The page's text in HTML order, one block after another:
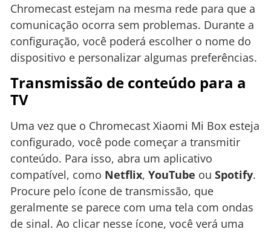
Chromecast estejam na mesma rede para que a
comunicação ocorra sem problemas. Durante a
configuração, você poderá escolher o nome do
dispositivo e personalizar algumas preferências.
Transmissão de conteúdo para a
TV
Uma vez que o Chromecast Xiaomi Mi Box esteja
configurado, você pode começar a transmitir
conteúdo. Para isso, abra um aplicativo
compatível, como Netflix, YouTube ou Spotify.
Procure pelo ícone de transmissão, que
geralmente se parece com uma tela com ondas
de sinal. Ao clicar nesse ícone, você verá uma